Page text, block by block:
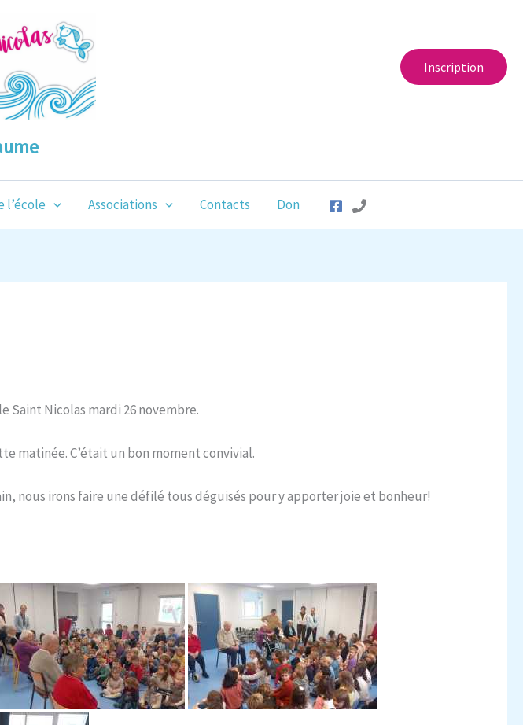
Inscription
l’école Associations Contacts Don
Saint Nicolas mardi 26 novembre.
matinée. C’était un bon moment convivial.
nous irons faire une défilé tous déguisés pour y apporter joie et bonheur!